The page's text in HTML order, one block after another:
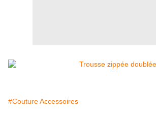
#Couture Accessoires